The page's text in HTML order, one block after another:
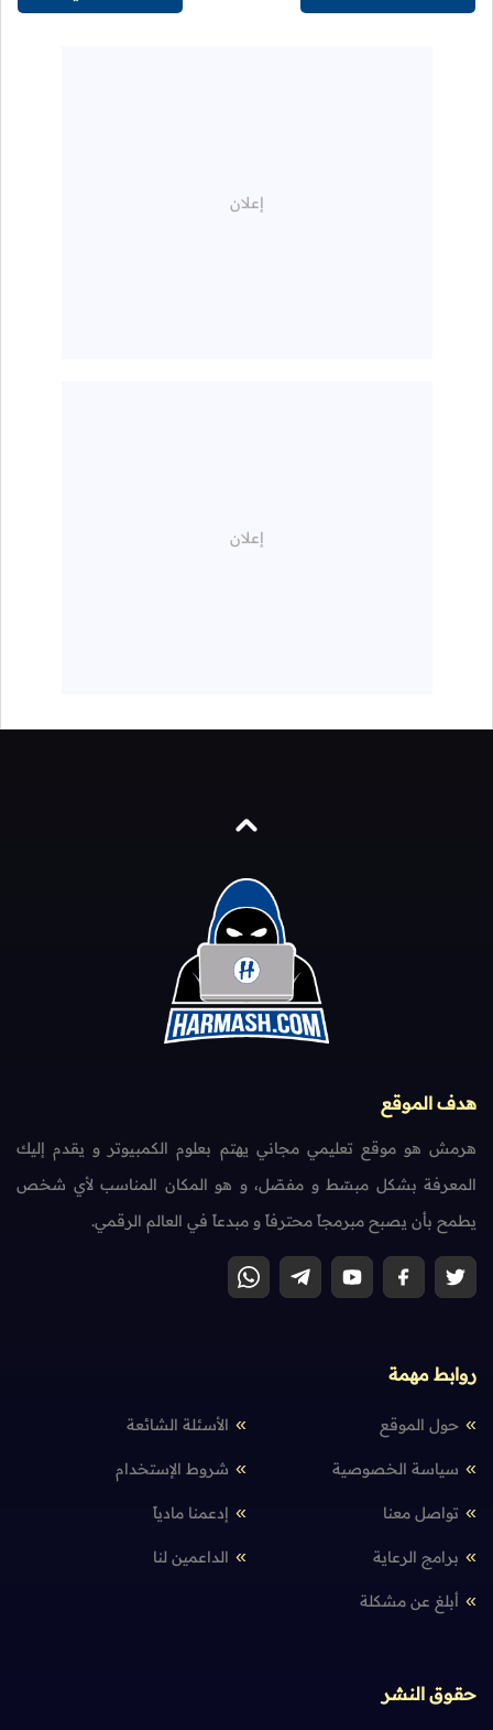
هدف الموقع
هرمش هو موقع تعليمي مجاني يهتم بعلوم الكمبيوتر و يقدم إليك
المعرفة بشكل مبسّط و مفصّل، و هو المكان المناسب لأي شخص
يطمح بأن يصبح مبرمجاً محترفاً و مبدعاً في العالم الرقمي.
روابط مهمة
حول الموقع الأسئلة الشائعة
سياسة الخصوصية شروط الإستخدام
تواصل معنا إدعمنا مادياً
برامج الرعاية الداعمين لنا
أبلغ عن مشكلة
حقوق النشر